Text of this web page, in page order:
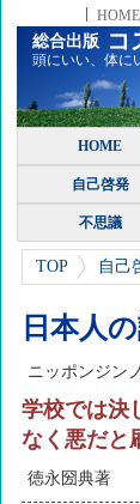
HOME
総合出版コ
頭にいい、体に
HOME
自己啓発
不思議
TOP 自己
日本人
ニッポンジン
学校では決
なく悪だと
徳永圀典著